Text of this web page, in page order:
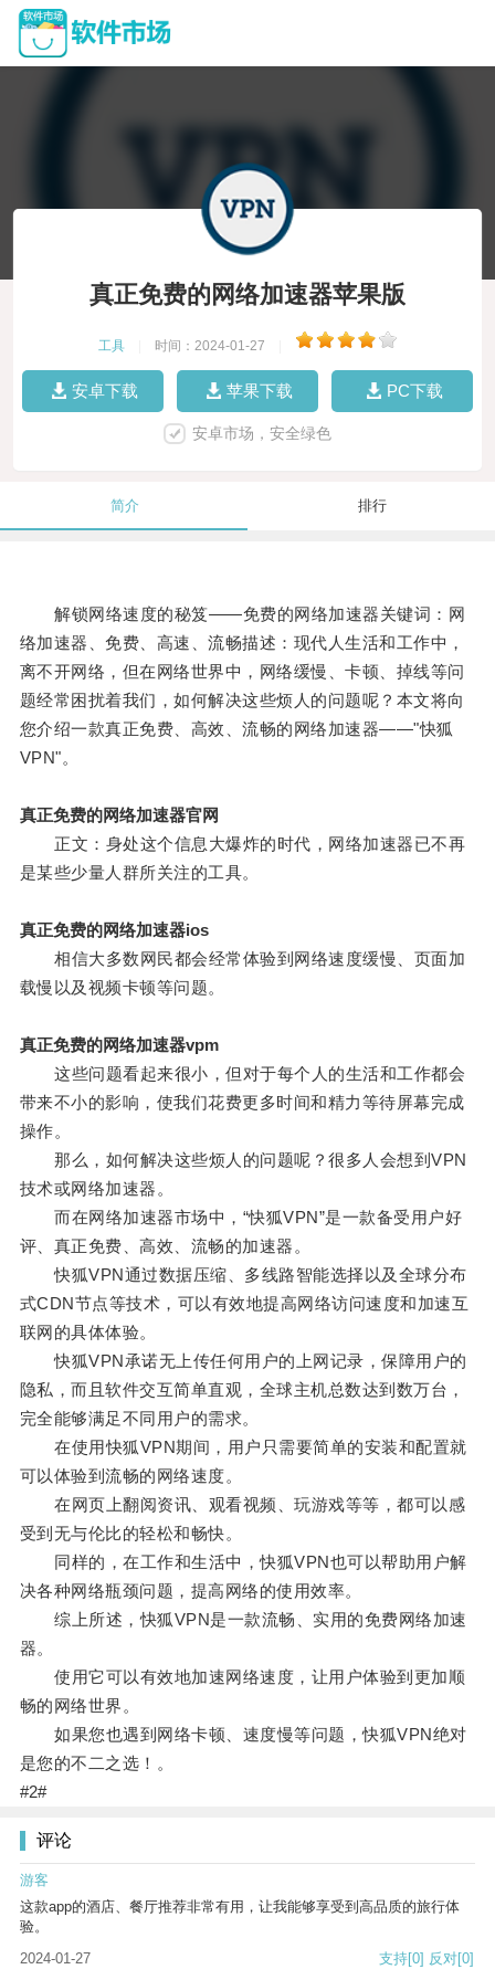
真正免费的网络加速器苹果版
工具 时间：2024-01-27
安卓下载 苹果下载 PC下载
安卓市场，安全绿色
简介 排行
解锁网络速度的秘笈——免费的网络加速器关键词：网
络加速器、免费、高速、流畅描述：现代人生活和工作中，
离不开网络，但在网络世界中，网络缓慢、卡顿、掉线等问
题经常困扰着我们，如何解决这些烦人的问题呢？本文将向
您介绍一款真正免费、高效、流畅的网络加速器——"快狐
VPN"。
真正免费的网络加速器官网
正文：身处这个信息大爆炸的时代，网络加速器已不再
是某些少量人群所关注的工具。
真正免费的网络加速器ios
相信大多数网民都会经常体验到网络速度缓慢、页面加
载慢以及视频卡顿等问题。
真正免费的网络加速器vpm
这些问题看起来很小，但对于每个人的生活和工作都会
带来不小的影响，使我们花费更多时间和精力等待屏幕完成
操作。
那么，如何解决这些烦人的问题呢？很多人会想到VPN
技术或网络加速器。
而在网络加速器市场中，“快狐VPN”是一款备受用户好
评、真正免费、高效、流畅的加速器。
快狐VPN通过数据压缩、多线路智能选择以及全球分布
式CDN节点等技术，可以有效地提高网络访问速度和加速互
联网的具体体验。
快狐VPN承诺无上传任何用户的上网记录，保障用户的
隐私，而且软件交互简单直观，全球主机总数达到数万台，
完全能够满足不同用户的需求。
在使用快狐VPN期间，用户只需要简单的安装和配置就
可以体验到流畅的网络速度。
在网页上翻阅资讯、观看视频、玩游戏等等，都可以感
受到无与伦比的轻松和畅快。
同样的，在工作和生活中，快狐VPN也可以帮助用户解
决各种网络瓶颈问题，提高网络的使用效率。
综上所述，快狐VPN是一款流畅、实用的免费网络加速
器。
使用它可以有效地加速网络速度，让用户体验到更加顺
畅的网络世界。
如果您也遇到网络卡顿、速度慢等问题，快狐VPN绝对
是您的不二之选！。
#2#
评论
游客
这款app的酒店、餐厅推荐非常有用，让我能够享受到高品质的旅行体
验。
2024-01-27
支持[0] 反对[0]